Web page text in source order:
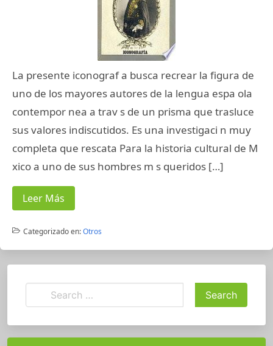
La presente iconograf a busca recrear la figura de
uno de los mayores autores de la lengua espa ola
contempor nea a trav s de un prisma que trasluce
sus valores indiscutidos. Es una investigaci n muy
completa que rescata Para la historia cultural de M
xico a uno de sus hombres m s queridos […]
Leer Más
Categorizado en:Otros